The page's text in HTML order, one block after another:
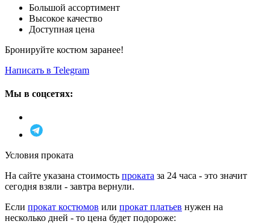
Большой ассортимент
Высокое качество
Доступная цена
Бронируйте костюм заранее!
Написать в Telegram
Мы в соцсетях:
Условия проката
На сайте указана стоимость проката за 24 часа - это значит
сегодня взяли - завтра вернули.
Если прокат костюмов или прокат платьев нужен на
несколько дней - то цена будет подороже: